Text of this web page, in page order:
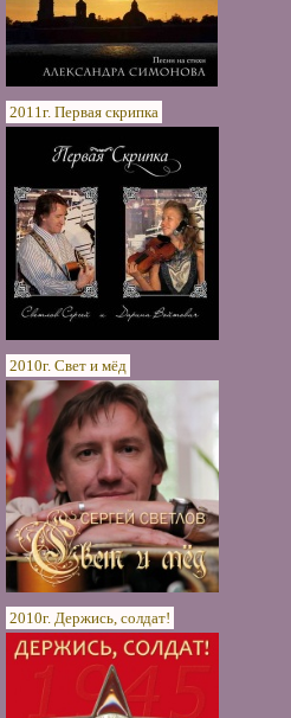
2011г. Первая скрипка
2010г. Свет и мёд
2010г. Держись, солдат!